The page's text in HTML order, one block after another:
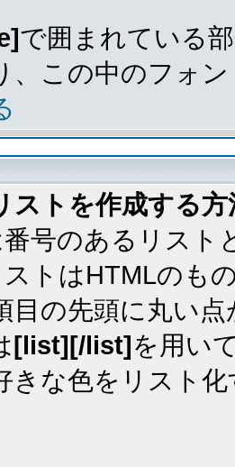
で囲まれている
、この中のフォ
ストを作成する方
番号のあるリス
トはHTMLのも
目の先頭に丸い
[list][/list]を用い
きな色をリスト